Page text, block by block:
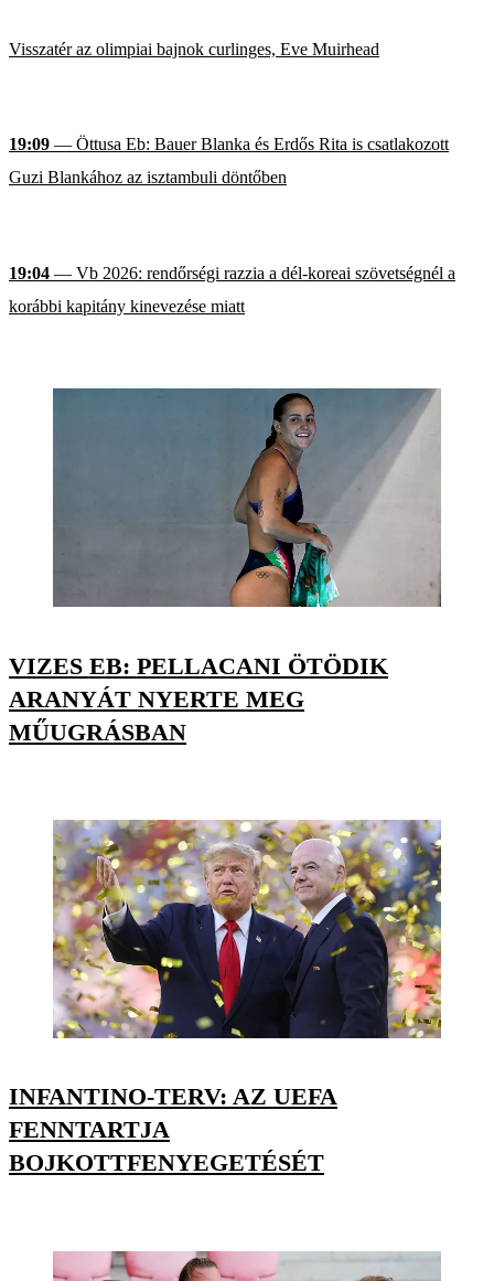
Visszatér az olimpiai bajnok curlinges, Eve Muirhead
19:09 — Öttusa Eb: Bauer Blanka és Erdős Rita is csatlakozott
Guzi Blankához az isztambuli döntőben
19:04 — Vb 2026: rendőrségi razzia a dél-koreai szövetségnél a
korábbi kapitány kinevezése miatt
VIZES EB: PELLACANI ÖTÖDIK
ARANYÁT NYERTE MEG
MŰUGRÁSBAN
INFANTINO-TERV: AZ UEFA
FENNTARTJA
BOJKOTTFENYEGETÉSÉT